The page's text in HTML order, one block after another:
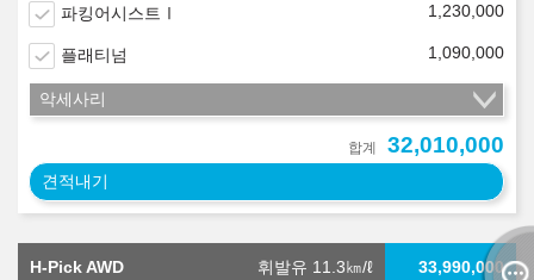
파킹어시스트Ⅰ 1,230,000
플래티넘 1,090,000
악세사리
합계 32,010,000
견적내기
H-Pick AWD 휘발유 11.3㎞/ℓ 33,990,000